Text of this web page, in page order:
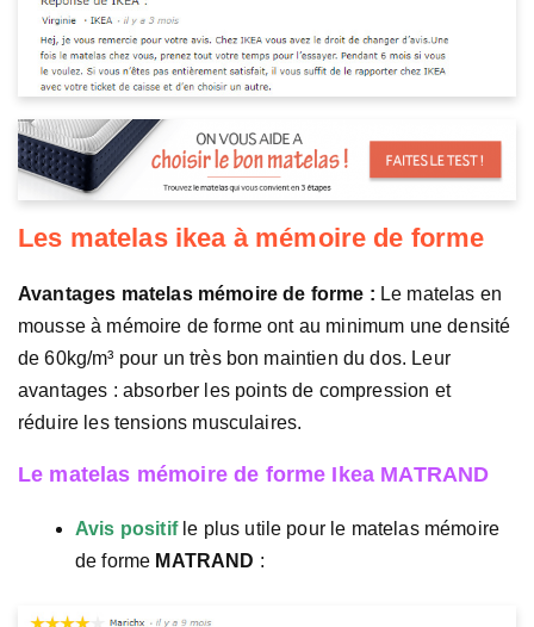
Les matelas ikea à mémoire de forme
Avantages matelas mémoire de forme : Le matelas en
mousse à mémoire de forme ont au minimum une densité
de 60kg/m³ pour un très bon maintien du dos. Leur
avantages : absorber les points de compression et
réduire les tensions musculaires.
Le matelas mémoire de forme Ikea MATRAND
Avis positif le plus utile pour le matelas mémoire
de forme MATRAND :